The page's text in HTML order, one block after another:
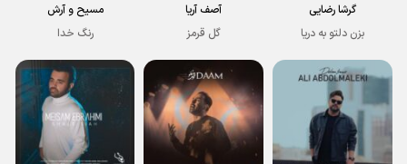
گرشا رضایی
بزن دلتو به دریا
آصف آریا
گل قرمز
مسیح و آرش
رنگ خدا